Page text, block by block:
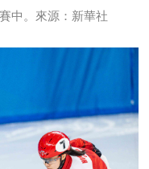
中。來源：新華社